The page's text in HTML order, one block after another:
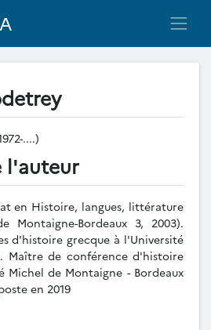
....)
l'auteur
en Histoire, langues, littérature
Montaigne-Bordeaux 3, 2003).
d'histoire grecque à l'Université
Maître de conférence d'histoire
Michel de Montaigne - Bordeaux
en 2019